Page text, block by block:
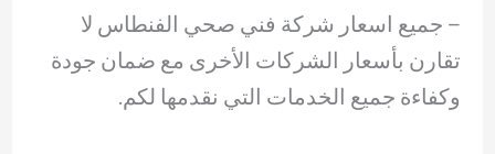
– ‏جميع اسعار شركة فني صحي الفنطاس لا
تقارن بأسعار الشركات الأخرى مع ضمان جودة
وكفاءة جميع الخدمات التي نقدمها لكم.